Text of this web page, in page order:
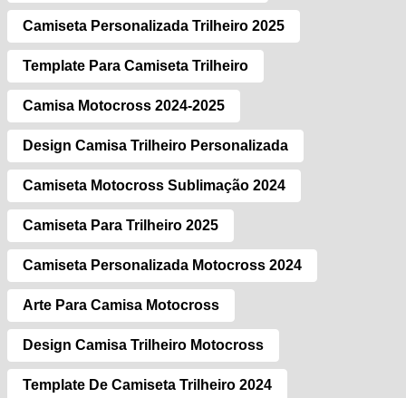
Camiseta Personalizada Trilheiro 2025
Template Para Camiseta Trilheiro
Camisa Motocross 2024-2025
Design Camisa Trilheiro Personalizada
Camiseta Motocross Sublimação 2024
Camiseta Para Trilheiro 2025
Camiseta Personalizada Motocross 2024
Arte Para Camisa Motocross
Design Camisa Trilheiro Motocross
Template De Camiseta Trilheiro 2024